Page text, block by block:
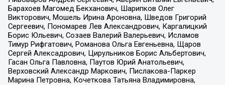
Барахоев Магомед Бекханович, Шарипков Олег
Викторович, Мошель Ирина Ароновна, Шведов Григорий
Сергеевич, Пономарев Лев Александрович, Каргалицкий
Борис Юльевич, Созаев Валерий Валерьевич, Исламов
Тимур Рифгатович, Романова Ольга Евгеньевна, Щаров
Сергей Алексадрович, Цирульников Борис Альбертович,
Гасан Ольга Павловна, Паутов Юрий Анатольевич,
Верховский Александр Маркович, Пислакова-Паркер
Марина Петровна, Кочеткова Татьяна Владимировна,